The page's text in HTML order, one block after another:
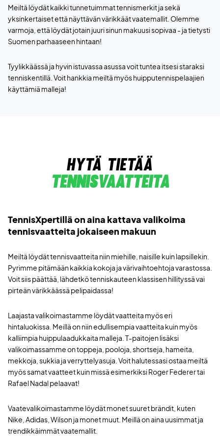
Meiltä löydät kaikki tunnetuimmat tennismerkit ja sekä
yksinkertaiset että näyttävän värikkäät vaatemallit. Olemme
varmoja, että löydät jotain juuri sinun makuusi sopivaa - ja tietysti
Suomen parhaaseen hintaan!
Tyylikkäässä ja hyvin istuvassa asussa voit tuntea itsesi staraksi
tenniskentillä. Voit hankkia meiltä myös huipputennispelaajien
käyttämiä malleja!
hytä tietää
tennisvaatteita
TennisXpertillä on aina kattava valikoima
tennisvaatteita jokaiseen makuun
Meiltä löydät tennisvaatteita niin miehille, naisille kuin lapsillekin.
Pyrimme pitämään kaikkia kokoja ja värivaihtoehtoja varastossa.
Voit siis päättää, lähdetkö tenniskauteen klassisen hillityssä vai
pirteän värikkäässä pelipaidassa!
Laajasta valikoimastamme löydät vaatteita myös eri
hintaluokissa. Meillä on niin edullisempia vaatteita kuin myös
kalliimpia huippulaadukkaita malleja. T-paitojen lisäksi
valikoimassamme on toppeja, pooloja, shortseja, hameita,
mekkoja, sukkia ja verryttelyasuja. Voit halutessasi ostaa meiltä
myös samat vaatteet kuin missä esimerkiksi Roger Federer tai
Rafael Nadal pelaavat!
Vaatevalikoimastamme löydät monet suuret brändit, kuten
Nike, Adidas, Wilson ja monet muut. Meillä on aina uusimmat ja
trendikkäimmät vaatemallit.